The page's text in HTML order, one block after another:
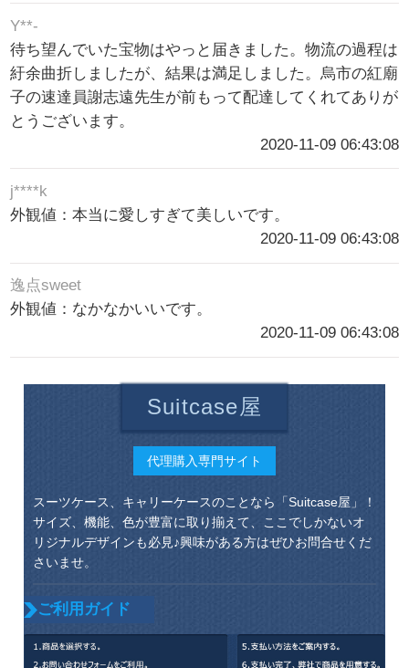
Y**-
待ち望んでいた宝物はやっと届きました。物流の過程は
紆余曲折しましたが、結果は満足しました。烏市の紅廟
子の速達員謝志遠先生が前もって配達してくれてありが
とうございます。
2020-11-09 06:43:08
j****k
外観値：本当に愛しすぎて美しいです。
2020-11-09 06:43:08
逸点sweet
外観値：なかなかいいです。
2020-11-09 06:43:08
Suitcase屋
代理購入専門サイト
スーツケース、キャリーケースのことなら「Suitcase屋」！
サイズ、機能、色が豊富に取り揃えて、ここでしかないオ
リジナルデザインも必見♪興味がある方はぜひお問合せくだ
さいませ。
ご利用ガイド